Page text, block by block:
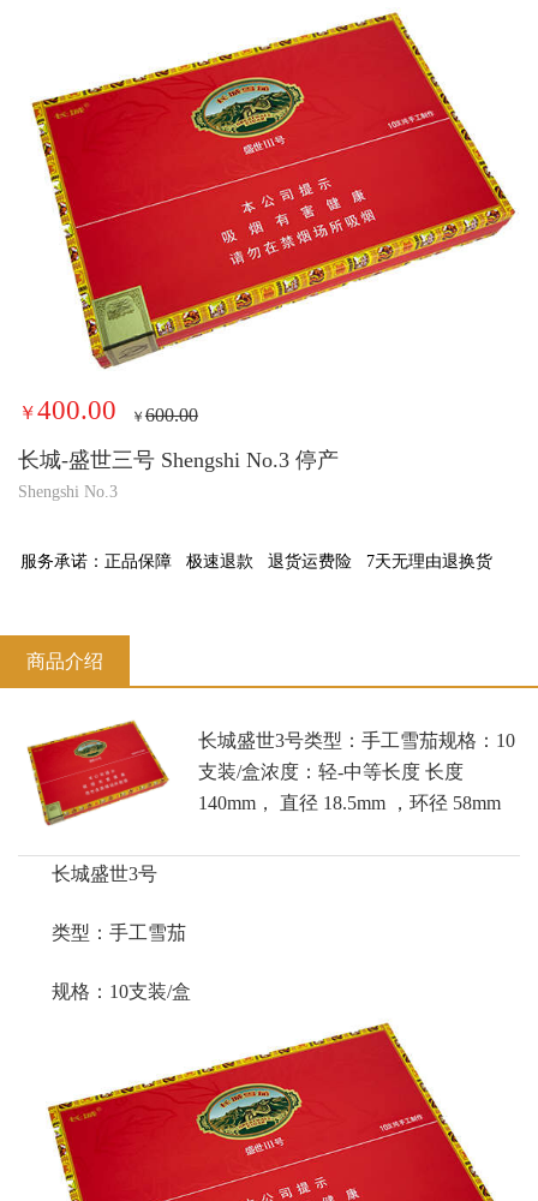
￥400.00 ￥600.00
长城-盛世三号 Shengshi No.3 停产
Shengshi No.3
服务承诺： 正品保障 极速退款 退货运费险 7天无理由退换货
商品介绍
长城盛世3号类型：手工雪茄规格：10
支装/盒浓度：轻-中等长度 长度
140mm， 直径 18.5mm ，环径 58mm
长城盛世3号
类型：手工雪茄
规格：10支装/盒